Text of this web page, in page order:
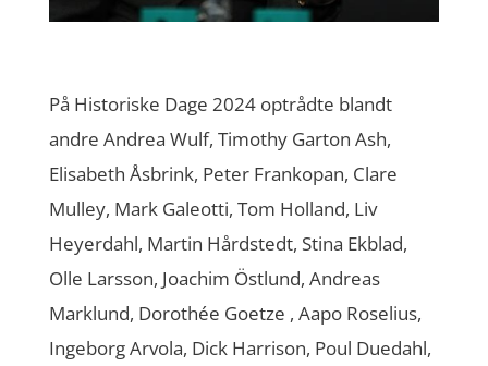
På Historiske Dage 2024 optrådte blandt
andre Andrea Wulf, Timothy Garton Ash,
Elisabeth Åsbrink, Peter Frankopan, Clare
Mulley, Mark Galeotti, Tom Holland, Liv
Heyerdahl, Martin Hårdstedt, Stina Ekblad,
Olle Larsson, Joachim Östlund, Andreas
Marklund, Dorothée Goetze , Aapo Roselius,
Ingeborg Arvola, Dick Harrison, Poul Duedahl,